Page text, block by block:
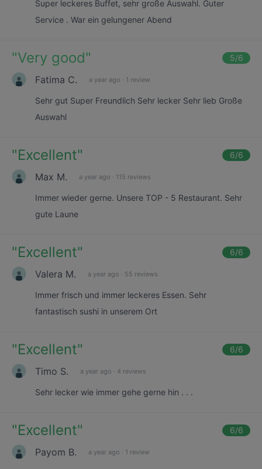
Super leckeres Buffet, sehr große Auswahl. Guter
Service . War ein gelungener Abend
"Very good" 5/6
Fatima C. a year ago · 1 review
Sehr gut Super Freundlich Sehr lecker Sehr lieb Große
Auswahl
"Excellent" 6/6
Max M. a year ago · 115 reviews
Immer wieder gerne. Unsere TOP - 5 Restaurant. Sehr
gute Laune
"Excellent" 6/6
Valera M. a year ago · 55 reviews
Immer frisch und immer leckeres Essen. Sehr
fantastisch sushi in unserem Ort
"Excellent" 6/6
Timo S. a year ago · 4 reviews
Sehr lecker wie immer gehe gerne hin . . .
"Excellent" 6/6
Payom B. a year ago · 1 review